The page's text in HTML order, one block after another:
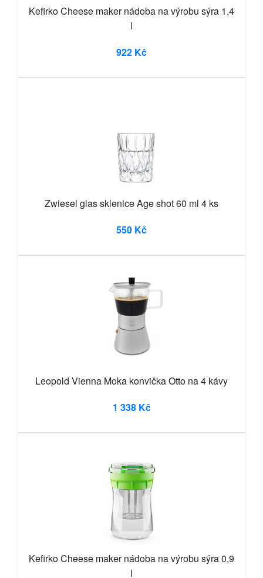
Kefirko Cheese maker nádoba na výrobu sýra 1,4
l
922 Kč
Zwiesel glas sklenice Age shot 60 ml 4 ks
550 Kč
Leopold Vienna Moka konvička Otto na 4 kávy
1 338 Kč
Kefirko Cheese maker nádoba na výrobu sýra 0,9
l